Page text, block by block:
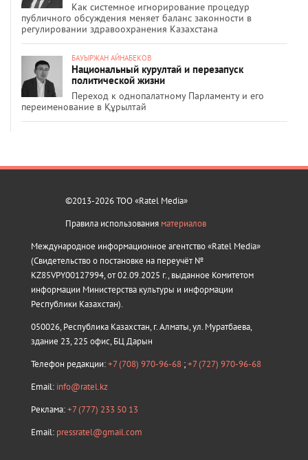
Как системное игнорирование процедур
публичного обсуждения меняет баланс законности в
регулировании здравоохранения Казахстана
БАУЫРЖАН АЙНАБЕКОВ
Национальный курултай и перезапуск
политической жизни
Переход к однопалатному Парламенту и его
переименование в Құрылтай
©2013-2026 ТОО «Ratel Media»
Правила использования материалов
Международное информационное агентство «Ratel Media»
(Свидетельство о постановке на переучёт №
KZ85VPY00127994, от 02.09.2025 г., выданное Комитетом
информации Министерства культуры и информации
Республики Казахстан).
050026, Республика Казахстан, г. Алматы, ул. Муратбаева,
здание 23, 225 офис, БЦ Дарын
Телефон редакции:+7 (708) 970-96-68 ;+7 (727) 970-96-68
Email: info@ratel.kz
Реклама:+7 (777) 233 50 13
Email: pressratel@gmail.com